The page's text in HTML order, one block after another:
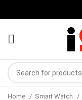
Home Smart Watch